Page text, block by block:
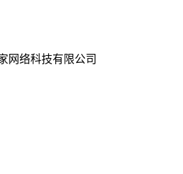
网络科技有限公司